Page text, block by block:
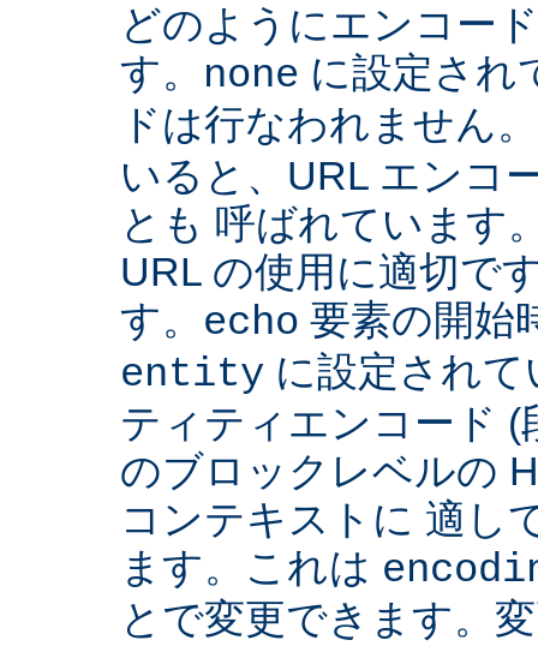
どのようにエンコー
す。 none に設定され
ドは行なわれません
いると、URL エンコ
とも 呼ばれています
URL の使用に適切で
す。 echo 要素の開始
entity に設定され
ティティエンコード
のブロックレベルの
コンテキストに 適し
ます。これは
とで変更できます。